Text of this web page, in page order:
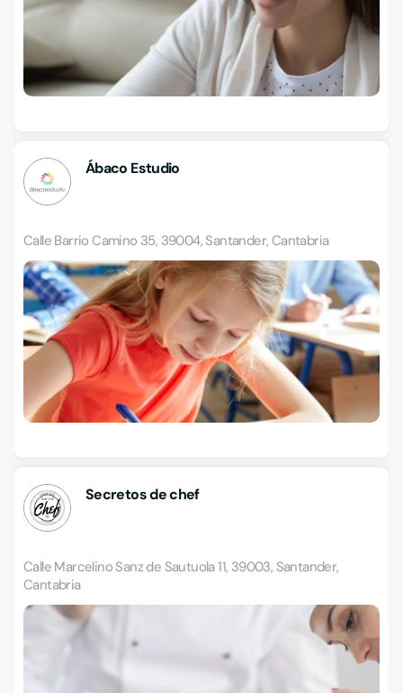
Ábaco Estudio
Calle Barrio Camino 35, 39004, Santander, Cantabria
Secretos de chef
Calle Marcelino Sanz de Sautuola 11, 39003, Santander,
Cantabria